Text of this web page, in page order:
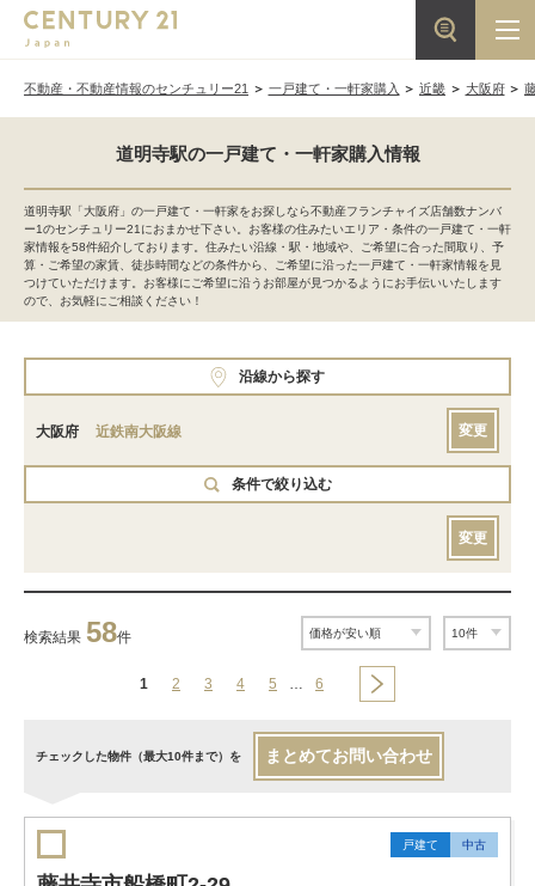
不動産・不動産情報のセンチュリー21 一戸建て・一軒家購入 近畿 大阪府
道明寺駅の一戸建て・一軒家購入情報
道明寺駅「大阪府」の一戸建て・一軒家をお探しなら不動産フランチャイズ店舗数ナンバ
ー1のセンチュリー21におまかせ下さい。お客様の住みたいエリア・条件の一戸建て・一軒
家情報を58件紹介しております。住みたい沿線・駅・地域や、ご希望に合った間取り、予
算・ご希望の家賃、徒歩時間などの条件から、ご希望に沿った一戸建て・一軒家情報を見
つけていただけます。お客様にご希望に沿うお部屋が見つかるようにお手伝いいたします
ので、お気軽にご相談ください！
沿線から探す
大阪府 近鉄南大阪線 変更
条件で絞り込む
変更
検索結果 58件
1 2 3 4 5 … 6
チェックした物件（最大10件まで）を まとめてお問い合わせ
戸建て 中古